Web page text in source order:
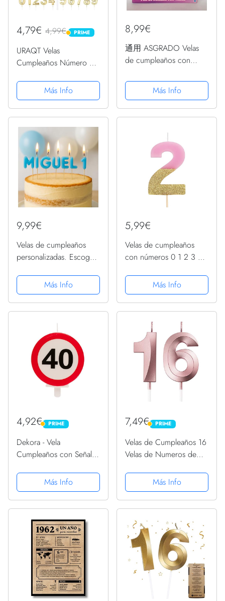
4,79€ 4,99€ PRIME
PRIME
URAQT Velas
Cumpleaños Número 6,
Cumpleaños, Velas
Doradas para
Cumpleaños/Aniversario
Graduación, Número 0-
9 para Elegir
Más Info
8,99€
通用 ASGRADO Velas
de cumpleaños con
Colores,Regalo de
cumpleaños,
Personalizadas
Más Info
9,99€
Velas de cumpleaños
personalizadas. Escoge
color de las velas.
Compra solidaria
Más Info
5,99€
Velas de cumpleaños
con números 0 1 2 3 4
y glitter oro. Niña
(Número 2)
Más Info
4,92€ PRIME
PRIME
Dekora - Vela
Cumpleaños con Señal
Decoracion de Tartas -
Numero 40
Más Info
7,49€ PRIME
PRIME
Velas de Cumpleaños 16
Velas de Numeros de
Decoración de Pastel de
Feliz Cumpleaños para
Fiesta de Cumpleaños
Celebración (Oro...
Más Info